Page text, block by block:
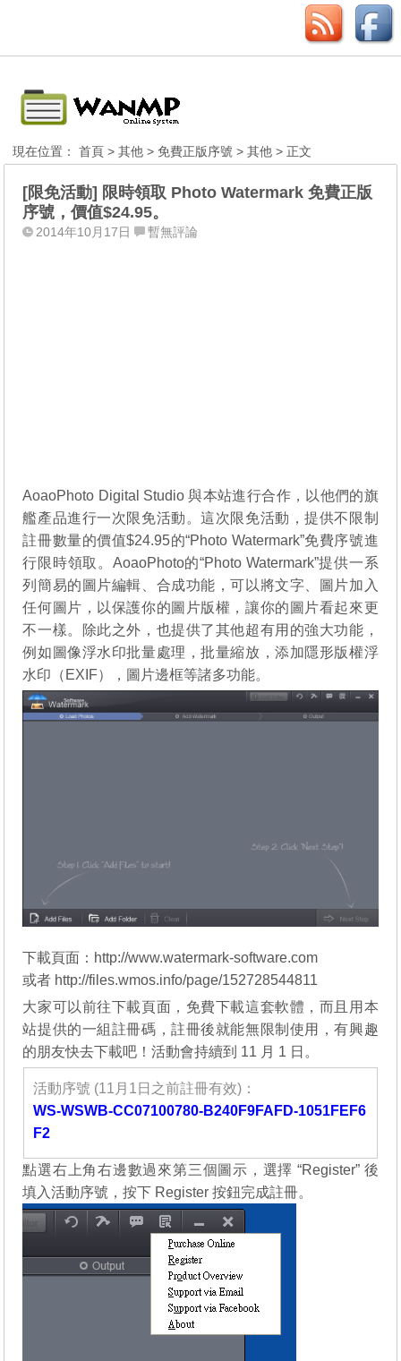
現在位置：首頁 >其他 >免費正版序號 >其他 > 正文
[限免活動] 限時領取 Photo Watermark 免費正版
序號，價值$24.95。
2014年10月17日 暫無評論
AoaoPhoto Digital Studio 與本站進行合作，以他們的旗
艦產品進行一次限免活動。這次限免活動，提供不限制
註冊數量的價值$24.95的“Photo Watermark”免費序號進
行限時領取。AoaoPhoto的“Photo Watermark”提供一系
列簡易的圖片編輯、合成功能，可以將文字、圖片加入
任何圖片，以保護你的圖片版權，讓你的圖片看起來更
不一樣。除此之外，也提供了其他超有用的強大功能，
例如圖像浮水印批量處理，批量縮放，添加隱形版權浮
水印（EXIF），圖片邊框等諸多功能。
下載頁面： http://www.watermark-software.com
或者 http://files.wmos.info/page/152728544811
大家可以前往下載頁面，免費下載這套軟體，而且用本
站提供的一組註冊碼，註冊後就能無限制使用，有興趣
的朋友快去下載吧！活動會持續到 11 月 1 日。
活動序號 (11月1日之前註冊有效)：
WS-WSWB-CC07100780-B240F9FAFD-1051FEF6
F2
點選右上角右邊數過來第三個圖示，選擇 “Register” 後
填入活動序號，按下 Register 按鈕完成註冊。